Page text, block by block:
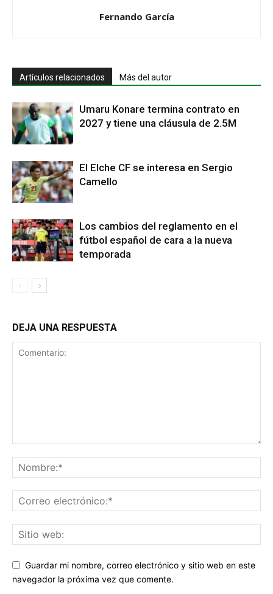
Fernando García
Artículos relacionados Más del autor
Umaru Konare termina contrato en
2027 y tiene una cláusula de 2.5M
El Elche CF se interesa en Sergio
Camello
Los cambios del reglamento en el
fútbol español de cara a la nueva
temporada
DEJA UNA RESPUESTA
Guardar mi nombre, correo electrónico y sitio web en este
navegador la próxima vez que comente.